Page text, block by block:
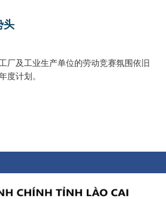
头
厂及工业生产单位的劳动竞赛氛围依旧
度计划。